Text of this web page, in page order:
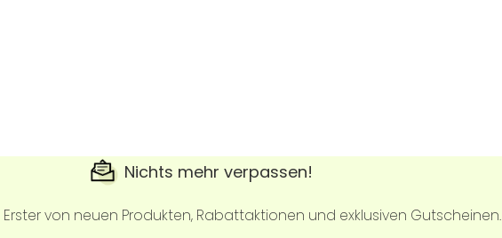
Nichts mehr verpassen!
Erster von neuen Produkten, Rabattaktionen und exklusiven Gutscheinen.